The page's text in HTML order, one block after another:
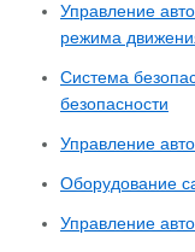
Управление
режима
Система
безопасности
Управление
Оборудование
Управление